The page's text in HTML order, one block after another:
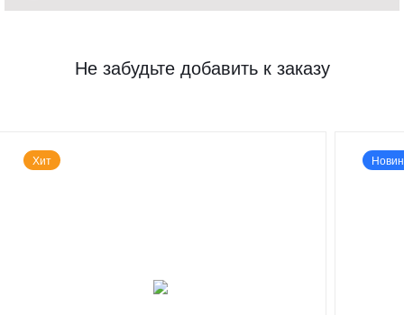
Не забудьте добавить к заказу
Хит